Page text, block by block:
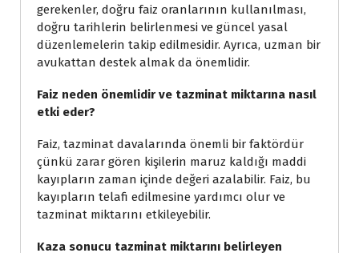
gerekenler, doğru faiz oranlarının kullanılması,
doğru tarihlerin belirlenmesi ve güncel yasal
düzenlemelerin takip edilmesidir. Ayrıca, uzman bir
avukattan destek almak da önemlidir.
Faiz neden önemlidir ve tazminat miktarına nasıl
etki eder?
Faiz, tazminat davalarında önemli bir faktördür
çünkü zarar gören kişilerin maruz kaldığı maddi
kayıpların zaman içinde değeri azalabilir. Faiz, bu
kayıpların telafi edilmesine yardımcı olur ve
tazminat miktarını etkileyebilir.
Kaza sonucu tazminat miktarını belirleyen